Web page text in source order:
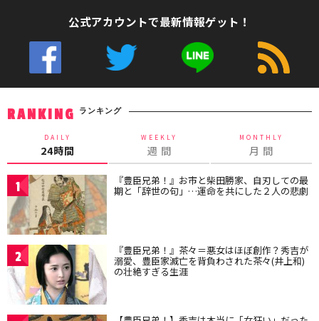
公式アカウントで最新情報ゲット！
RANKING ランキング
DAILY
24時間
WEEKLY
週 間
MONTHLY
月 間
1 『豊臣兄弟！』お市と柴田勝家、自刃しての最
期と「辞世の句」…運命を共にした２人の悲劇
2 『豊臣兄弟！』茶々＝悪女はほぼ創作？秀吉が
溺愛、豊臣家滅亡を背負わされた茶々(井上和)
の壮絶すぎる生涯